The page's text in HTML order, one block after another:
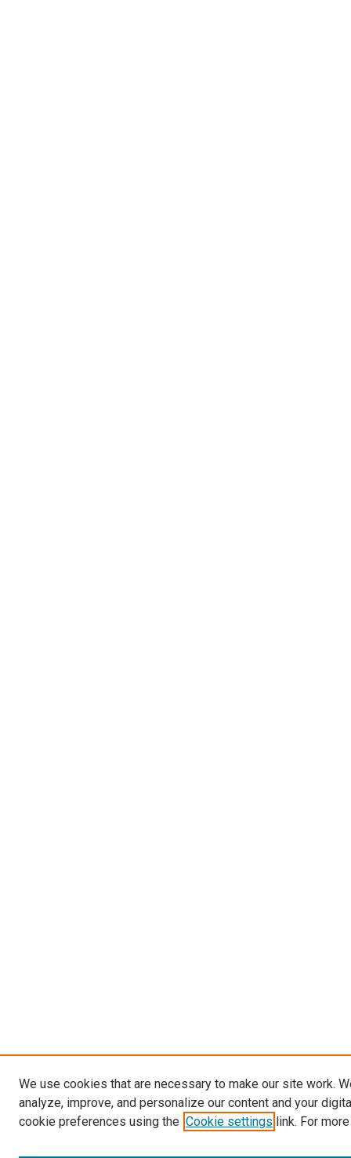
We use cookies that are necessary to make our site work.
analyze, improve, and personalize our content and your
cookie preferences using the Cookie settings link. For